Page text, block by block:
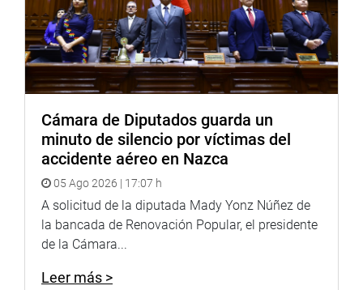
Cámara de Diputados guarda un
minuto de silencio por víctimas del
accidente aéreo en Nazca
05 Ago 2026 | 17:07 h
A solicitud de la diputada Mady Yonz Núñez de
la bancada de Renovación Popular, el presidente
de la Cámara...
Leer más >